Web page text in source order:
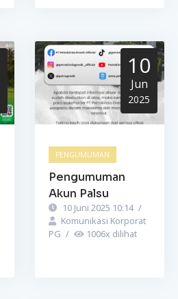
10
Jun
2025
PENGUMUMAN
Pengumuman
Akun Palsu
10 Juni 2025 10:14 /
Komunikasi Korporat
PG / 1006x dilihat